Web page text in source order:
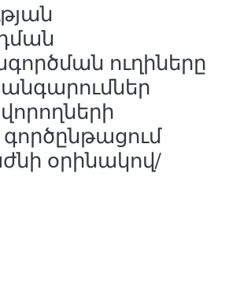
ուղիները
գործընթացում
օրինակով/